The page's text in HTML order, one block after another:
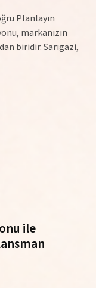
Planlayın
markanızın
biridir. Sarıgazi,
ile